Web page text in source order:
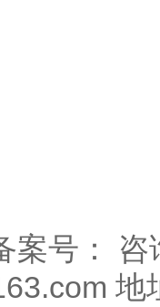
案号：